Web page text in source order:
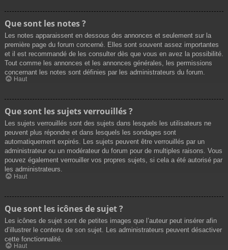
Que sont les notes ?
Les notes apparaissent en dessous des annonces et seulement sur la
première page du forum concerné. Elles sont souvent assez importantes
et il est recommandé de les consulter dès que vous en avez la possibilité.
Tout comme les annonces et les annonces générales, les permissions
concernant les notes sont définies par les administrateurs du forum.
Haut
Que sont les sujets verrouillés ?
Les sujets verrouillés sont des sujets dans lesquels les utilisateurs ne
peuvent plus répondre et dans lesquels les sondages sont
automatiquement expirés. Les sujets peuvent être verrouillés par un
administrateur ou un modérateur du forum pour de multiples raisons. Vous
pouvez également verrouiller vos propres sujets, si cela a été autorisé par
les administrateurs.
Haut
Que sont les icônes de sujet ?
Les icônes de sujet sont de petites images que l’auteur peut insérer afin
d’illustrer le contenu de son sujet. Les administrateurs peuvent désactiver
cette fonctionnalité.
Haut